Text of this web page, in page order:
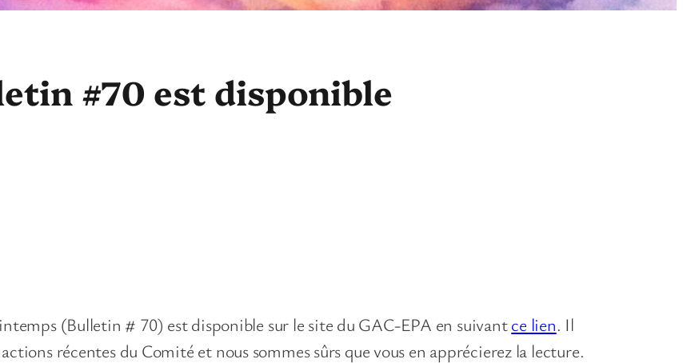
#70 est disponible
(Bulletin # 70) est disponible sur le site du GAC-EPA en suivantce lien. Il
récentes du Comité et nous sommes sûrs que vous en apprécierez la lecture.